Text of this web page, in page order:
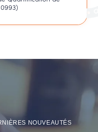
NOUVEAUTÉS